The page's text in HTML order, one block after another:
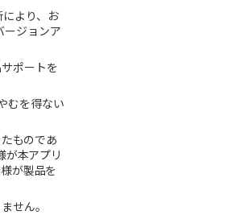
より、お
ージョンア
ポートを
むを得ない
ものであ
が本アプリ
が製品を
せん。